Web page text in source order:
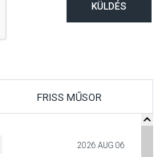
KÜLDÉS
FRISS MŰSOR
2026 AUG 06